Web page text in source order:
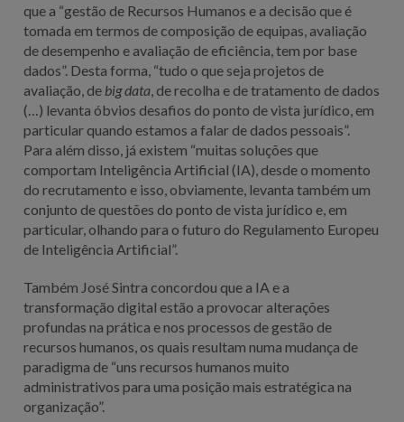
que a “gestão de Recursos Humanos e a decisão que é
tomada em termos de composição de equipas, avaliação
de desempenho e avaliação de eficiência, tem por base
dados”. Desta forma, “tudo o que seja projetos de
avaliação, de big data, de recolha e de tratamento de dados
(…) levanta óbvios desafios do ponto de vista jurídico, em
particular quando estamos a falar de dados pessoais”.
Para além disso, já existem “muitas soluções que
comportam Inteligência Artificial (IA), desde o momento
do recrutamento e isso, obviamente, levanta também um
conjunto de questões do ponto de vista jurídico e, em
particular, olhando para o futuro do Regulamento Europeu
de Inteligência Artificial”.
Também José Sintra concordou que a IA e a
transformação digital estão a provocar alterações
profundas na prática e nos processos de gestão de
recursos humanos, os quais resultam numa mudança de
paradigma de “uns recursos humanos muito
administrativos para uma posição mais estratégica na
organização”.